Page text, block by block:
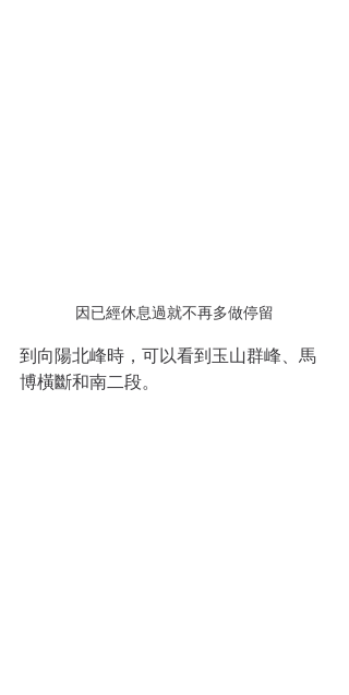
因已經休息過就不再多做停留
到向陽北峰時，可以看到玉山群峰、馬
博橫斷和南二段。